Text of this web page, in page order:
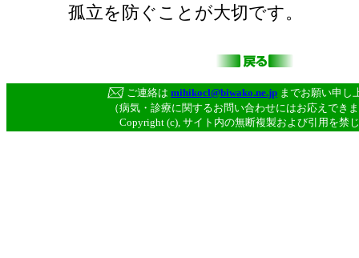
孤立を防ぐことが大切です。
ご連絡は mihikocl@biwako.ne.jp までお願い申し
（病気・診療に関するお問い合わせにはお応えでき
Copyright (c), サイト内の無断複製および引用を禁